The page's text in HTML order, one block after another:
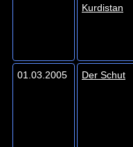
Kurdistan
01.03.2005 Der Schut